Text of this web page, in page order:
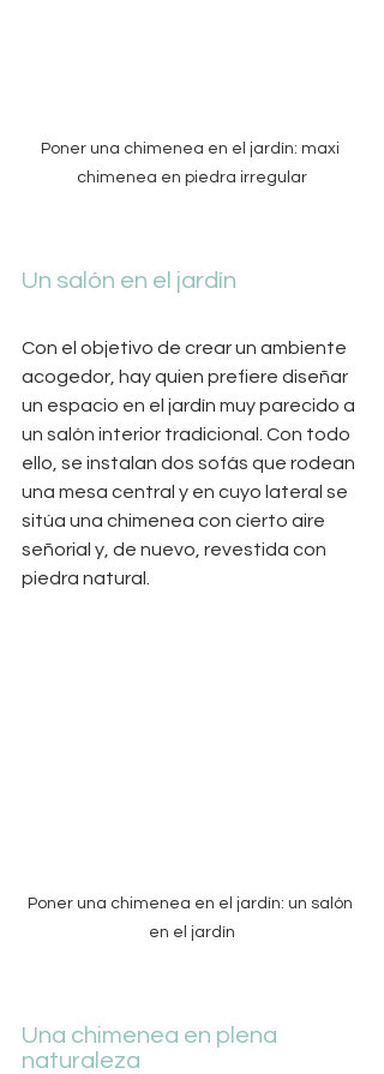
Poner una chimenea en el jardín: maxi
chimenea en piedra irregular
Un salón en el jardín
Con el objetivo de crear un ambiente
acogedor, hay quien prefiere diseñar
un espacio en el jardín muy parecido a
un salón interior tradicional. Con todo
ello, se instalan dos sofás que rodean
una mesa central y en cuyo lateral se
sitúa una chimenea con cierto aire
señorial y, de nuevo, revestida con
piedra natural.
Poner una chimenea en el jardín: un salón
en el jardín
Una chimenea en plena
naturaleza